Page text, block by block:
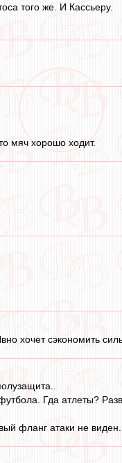
того же. И Кассьеру.
мяч хорошо ходит.
хочет сэкономить
Гда атлеты?
фланг атаки не виден.